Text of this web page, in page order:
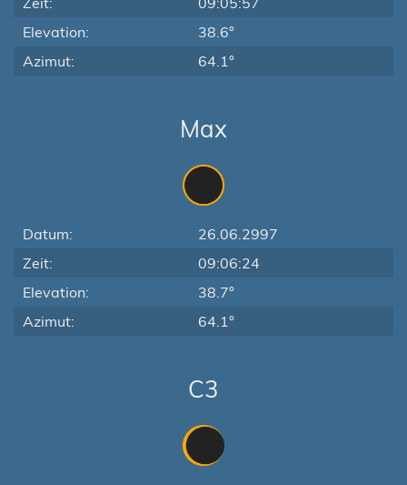
Elevation:
38.6°
Azimut:
64.1°
Max
Datum:
26.06.2997
Zeit:
09:06:24
Elevation:
38.7°
Azimut:
64.1°
C3